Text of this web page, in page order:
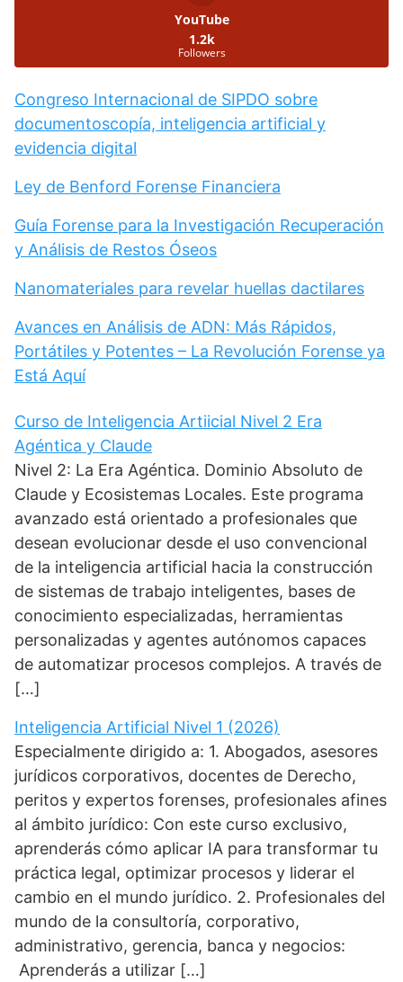
YouTube
1.2k
Followers
Congreso Internacional de SIPDO sobre
documentoscopía, inteligencia artificial y
evidencia digital
Ley de Benford Forense Financiera
Guía Forense para la Investigación Recuperación
y Análisis de Restos Óseos
Nanomateriales para revelar huellas dactilares
Avances en Análisis de ADN: Más Rápidos,
Portátiles y Potentes – La Revolución Forense ya
Está Aquí
Curso de Inteligencia Artiicial Nivel 2 Era
Agéntica y Claude
Nivel 2: La Era Agéntica. Dominio Absoluto de
Claude y Ecosistemas Locales. Este programa
avanzado está orientado a profesionales que
desean evolucionar desde el uso convencional
de la inteligencia artificial hacia la construcción
de sistemas de trabajo inteligentes, bases de
conocimiento especializadas, herramientas
personalizadas y agentes autónomos capaces
de automatizar procesos complejos. A través de
[…]
Inteligencia Artificial Nivel 1 (2026)
Especialmente dirigido a: 1. Abogados, asesores
jurídicos corporativos, docentes de Derecho,
peritos y expertos forenses, profesionales afines
al ámbito jurídico: Con este curso exclusivo,
aprenderás cómo aplicar IA para transformar tu
práctica legal, optimizar procesos y liderar el
cambio en el mundo jurídico. 2. Profesionales del
mundo de la consultoría, corporativo,
administrativo, gerencia, banca y negocios:
Aprenderás a utilizar […]